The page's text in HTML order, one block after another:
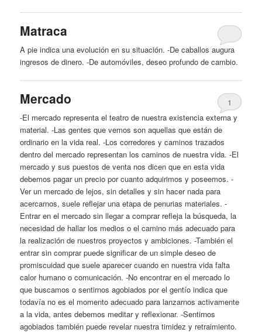
Matraca
A pie indica una evolución en su situación. -De caballos augura
ingresos de dinero. -De automóviles,deseo profundo de cambio.
Mercado
1
-El mercado representa el teatro de nuestra existencia externay
material. -Las gentes que vemos son aquellas que están de
ordinario en la vida real. -Los corredoresy caminos trazados
dentro del mercado representan los caminos de nuestra vida. -El
mercadoy sus puestos de venta nos dicen que en esta vida
debemos pagar un precio por cuanto adquirimosy poseemos. -
Ver un mercado de lejos, sin detallesy sin hacer nada para
acercarnos, suele reflejar una etapa de penurias materiales. -
Entrar en el mercado sin llegar a comprar refleja la búsqueda, la
necesidad de hallar los medios o el camino más adecuado para
la realización de nuestros proyectosy ambiciones. -También el
entrar sin comprar puede significar de un simpledeseo de
promiscuidad que suele aparecer cuando en nuestra vida falta
calor humano o comunicación. -No encontrar en el mercado lo
que buscamos o sentirnos agobiados por el gentío indica que
todavía no es el momento adecuado para lanzarnos activamente
a la vida, antes debemos meditary reflexionar. -Sentirnos
agobiados también puede revelar nuestra timidezy retraimiento.